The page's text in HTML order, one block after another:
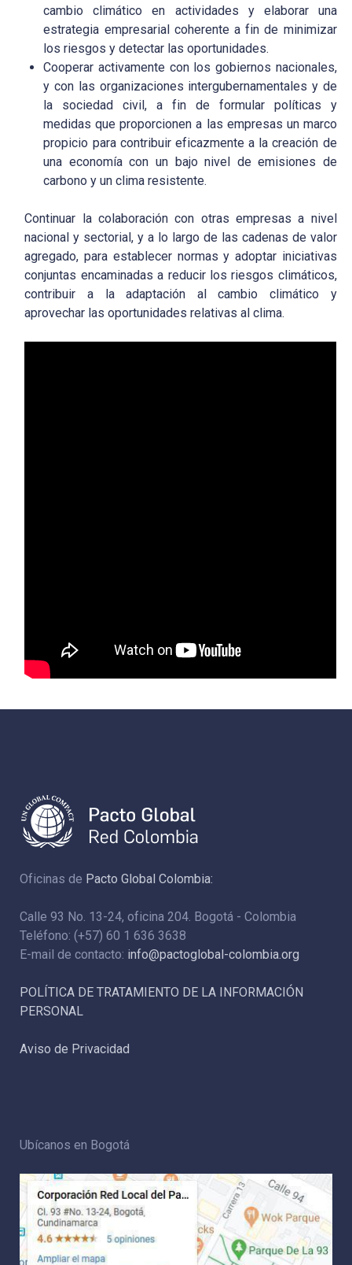
cambio climático en actividades y elaborar una
estrategia empresarial coherente a fin de minimizar
los riesgos y detectar las oportunidades.
Cooperar activamente con los gobiernos nacionales,
y con las organizaciones intergubernamentales y de
la sociedad civil, a fin de formular políticas y
medidas que proporcionen a las empresas un marco
propicio para contribuir eficazmente a la creación de
una economía con un bajo nivel de emisiones de
carbono y un clima resistente.
Continuar la colaboración con otras empresas a nivel
nacional y sectorial, y a lo largo de las cadenas de valor
agregado, para establecer normas y adoptar iniciativas
conjuntas encaminadas a reducir los riesgos climáticos,
contribuir a la adaptación al cambio climático y
aprovechar las oportunidades relativas al clima.
Oficinas de Pacto Global Colombia:
Calle 93 No. 13-24, oficina 204. Bogotá - Colombia
Teléfono: (+57) 60 1 636 3638
E-mail de contacto: info@pactoglobal-colombia.org
POLÍTICA DE TRATAMIENTO DE LA INFORMACIÓN
PERSONAL
Aviso de Privacidad
Ubícanos en Bogotá